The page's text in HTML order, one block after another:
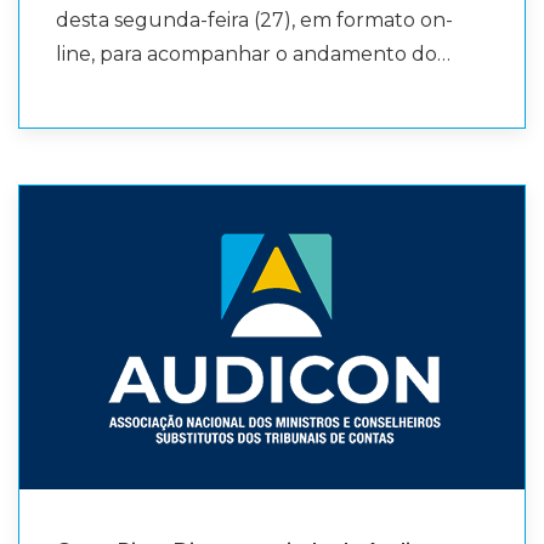
controle externo do TCE/PR, Nelson
Granato, apresentou a Auditoria Nacional da
externo no aperfeiçoamento da gestão
educacional. Encerrando as exposições, Luiz
Miguel Martins Garcia, da União Nacional dos
Dirigentes Municipais de Educação
(Undime), abordou os principais desafios
para a consolidação da alfabetização na
idade certa, com destaque para a
desta segunda-feira (27), em formato on-
line, para acompanhar o andamento do
2026-2027. O encontro teve como foco a
institucionais desenvolvidas ao longo do
alinhamento das próximas etapas previstas
no planejamento estratégico da associação.
Durante a reunião, também foram
debatidos aspectos relacionados à estrutura
de governança necessária para assegurar a
execução do plano de gestão, reforçando o
planejada, integrada e orientada pelos